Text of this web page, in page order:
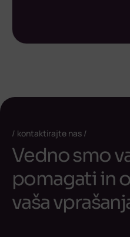
kontaktirajte nas
Vedno smo
pomagati in
vaša